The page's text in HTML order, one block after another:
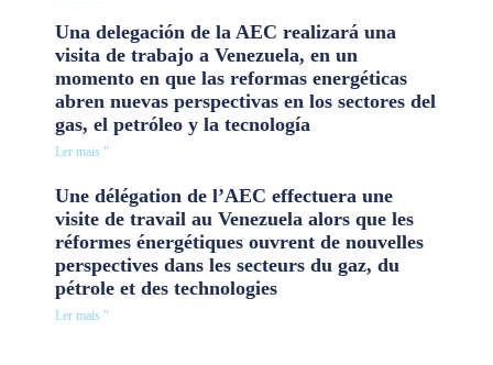
Una delegación de la AEC realizará una
visita de trabajo a Venezuela, en un
momento en que las reformas energéticas
abren nuevas perspectivas en los sectores del
gas, el petróleo y la tecnología
Ler mais "
Une délégation de l’AEC effectuera une
visite de travail au Venezuela alors que les
réformes énergétiques ouvrent de nouvelles
perspectives dans les secteurs du gaz, du
pétrole et des technologies
Ler mais "